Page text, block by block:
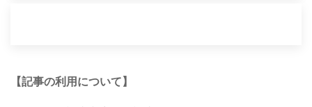
【記事の利用について】